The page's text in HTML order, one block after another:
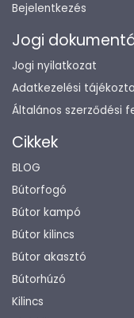
Bejelentkezés
Jogi
Jogi nyilatkozat
Adatkezelési
Általános szerződési
Cikkek
BLOG
Bútorfogó
Bútor kampó
Bútor kilincs
Bútor akasztó
Bútorhúzó
Kilincs